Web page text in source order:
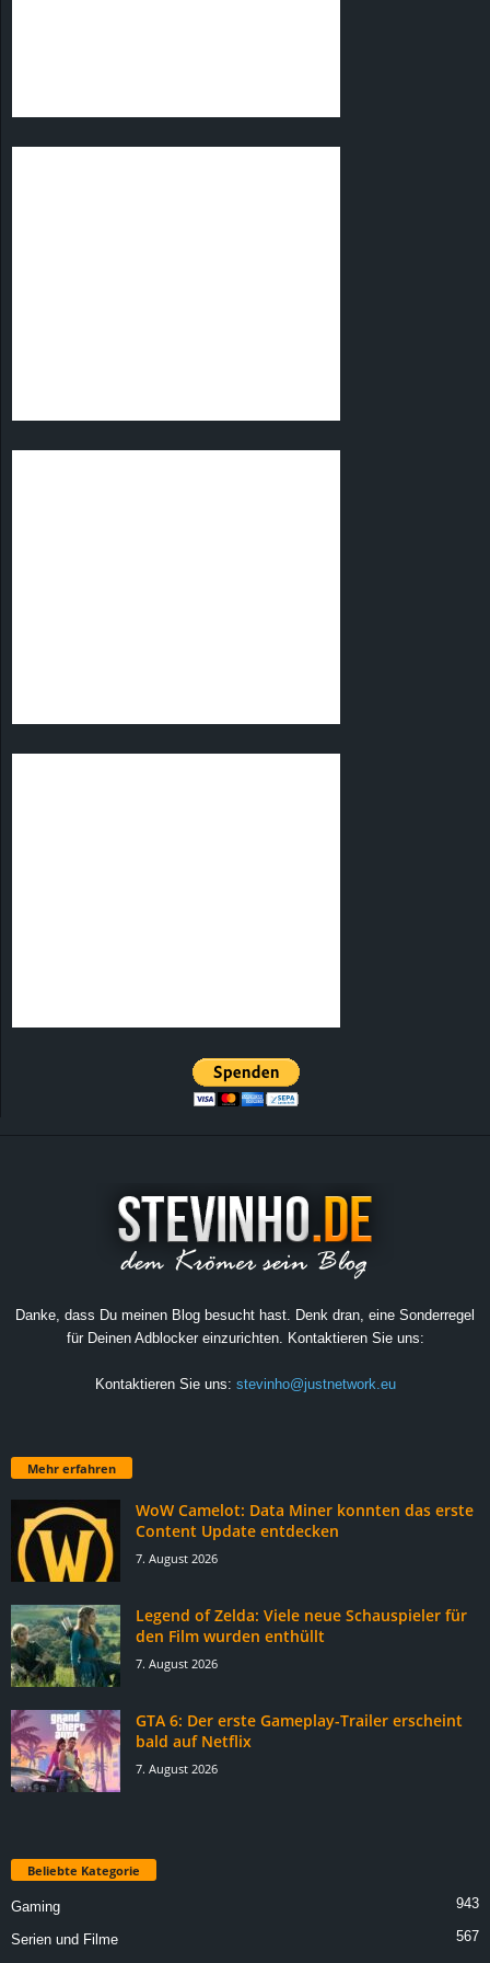
Danke, dass Du meinen Blog besucht hast. Denk dran, eine Sonderregel
für Deinen Adblocker einzurichten. Kontaktieren Sie uns:
Kontaktieren Sie uns: stevinho@justnetwork.eu
Mehr erfahren
WoW Camelot: Data Miner konnten das erste
Content Update entdecken
7. August 2026
Legend of Zelda: Viele neue Schauspieler für
den Film wurden enthüllt
7. August 2026
GTA 6: Der erste Gameplay-Trailer erscheint
bald auf Netflix
7. August 2026
Beliebte Kategorie
Gaming 943
Serien und Filme
567